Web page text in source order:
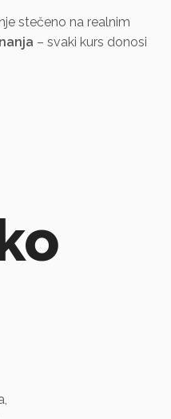
stečeno na realnim
– svaki kurs donosi